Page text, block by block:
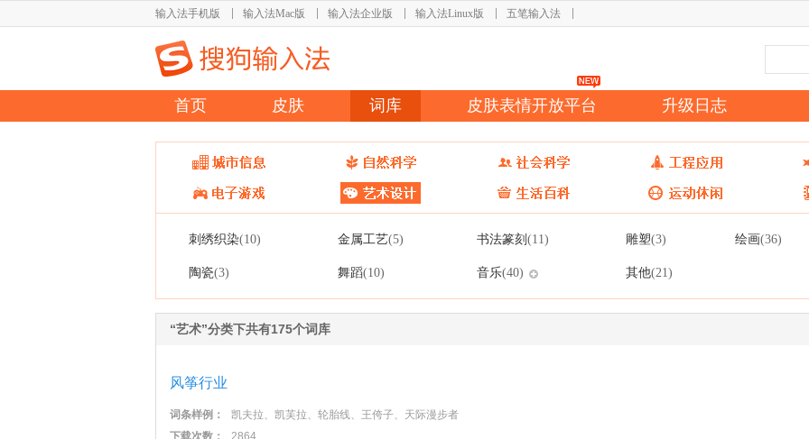
输入法手机版 输入法Mac版 输入法企业版 输入法Linux版 五笔输入法
首页 皮肤 词库 皮肤表情开放平台 升级日志
刺绣织染(10) 金属工艺(5) 书法篆刻 (11) 雕塑(3) 绘画(36)
陶瓷(3) 舞蹈(10) 音乐(40) 其他(21)
“艺术”分类下共有175个词库
风筝行业
词条样例：
凯夫拉、凯芙拉、轮胎线、王侉子、天际漫步者
下载次数：
2864